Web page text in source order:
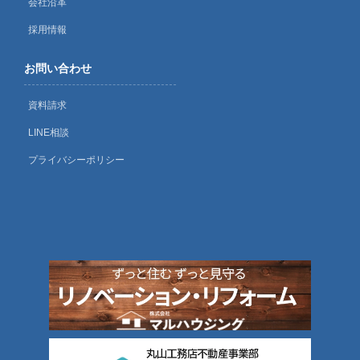
採用情報
お問い合わせ
資料請求
LINE相談
プライバシーポリシー